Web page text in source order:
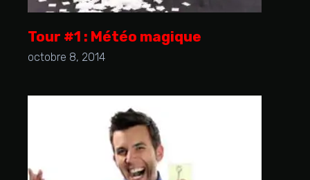
Tour #1 : Météo magique
octobre 8, 2014